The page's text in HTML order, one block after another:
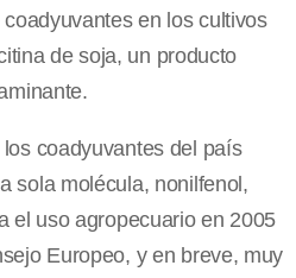
en los cultivos
de soja, un producto
coadyuvantes del país
sola molécula, nonilfenol,
el uso agropecuario en 2005
Europeo, y en breve, muy